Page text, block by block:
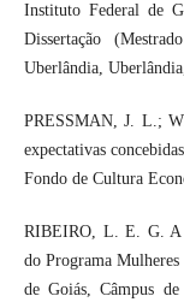
Instituto Federal de
Dissertação
Uberlândia,
PRESSMAN, J. L.;
expectativas
Fondo de Cultura
RIBEIRO, L. E. G. A
do Programa
de Goiás, Câmpus